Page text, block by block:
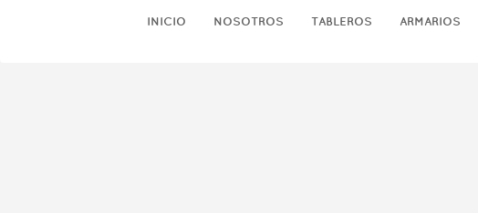
INICIO NOSOTROS TABLEROS ARMARIOS